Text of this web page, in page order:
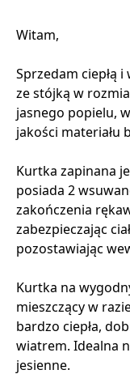
Witam,
Sprzedam ciepłą
ze stójką w
jasnego popielu,
jakości materiału
Kurtka zapinana
posiada 2
zakończenia
zabezpieczając
pozostawiając
Kurtka na
mieszczący w
bardzo ciepła,
wiatrem. Idealna
jesienne.